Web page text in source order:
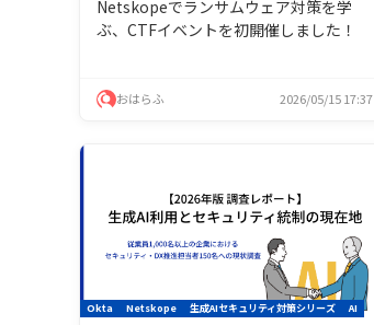
Netskopeでランサムウェア対策を学
ぶ、CTFイベントを初開催しました！
おはらふ 2026/05/15 17:37
Okta Netskope 生成AIセキュリティ対策シリーズ AI